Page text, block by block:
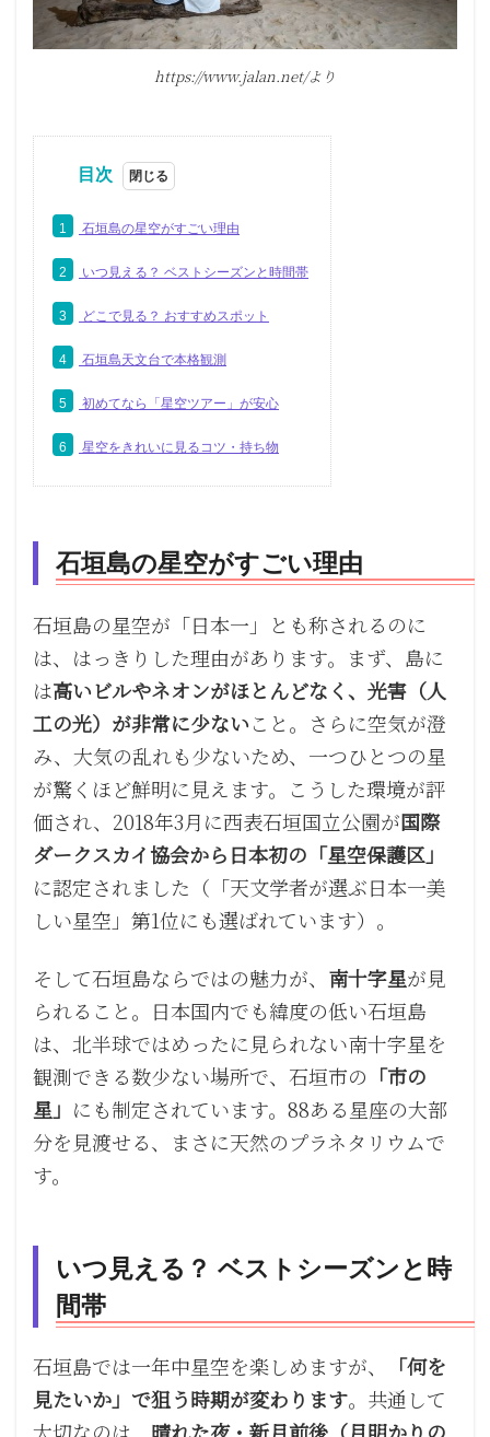
https://www.jalan.net/より
目次
1 石垣島の星空がすごい理由
2 いつ見える？ ベストシーズンと時間帯
3 どこで見る？ おすすめスポット
4 石垣島天文台で本格観測
5 初めてなら「星空ツアー」が安心
6 星空をきれいに見るコツ・持ち物
石垣島の星空がすごい理由
石垣島の星空が「日本一」とも称されるのに
は、はっきりした理由があります。まず、島に
は高いビルやネオンがほとんどなく、光害（人
工の光）が非常に少ないこと。さらに空気が澄
み、大気の乱れも少ないため、一つひとつの星
が驚くほど鮮明に見えます。こうした環境が評
価され、2018年3月に西表石垣国立公園が国際
ダークスカイ協会から日本初の「星空保護区」
に認定されました（「天文学者が選ぶ日本一美
しい星空」第1位にも選ばれています）。
そして石垣島ならではの魅力が、 南十字星が見
られること。日本国内でも緯度の低い石垣島
は、北半球ではめったに見られない南十字星を
観測できる数少ない場所で、石垣市の 「市の
星」 にも制定されています。88ある星座の大部
分を見渡せる、まさに天然のプラネタリウムで
す。
いつ見える？ ベストシーズンと時
間帯
石垣島では一年中星空を楽しめますが、
「何を
見たいか」で狙う時期が変わります。共通して